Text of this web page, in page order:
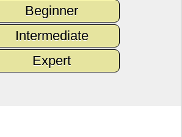
Beginner
Intermediate
Expert